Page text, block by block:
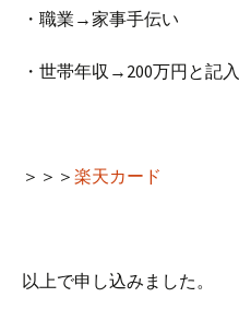
・職業→家事手伝い
・世帯年収→200万円と記入
＞＞＞ 楽天カード
以上で申し込みました。